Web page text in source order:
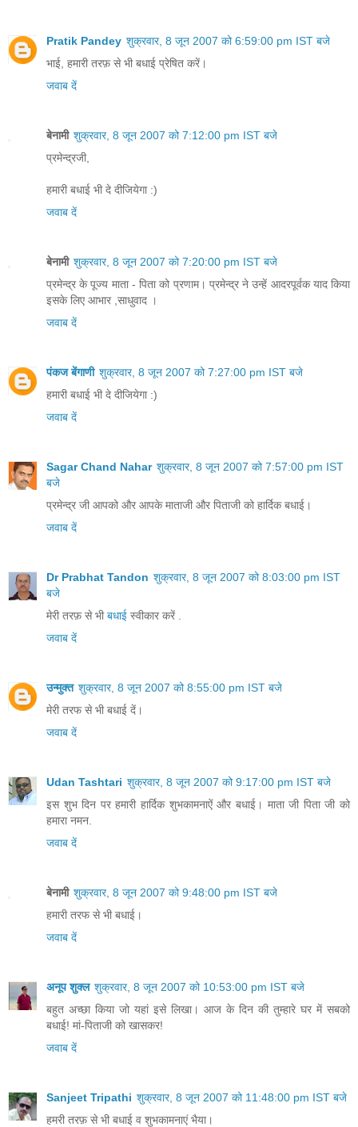
Pratik Pandey शुक्रवार, 8 जून 2007 को 6:59:00 pm IST बजे
भाई, हमारी तरफ़ से भी बधाई प्रेषित करें।
जवाब दें
बेनामी शुक्रवार, 8 जून 2007 को 7:12:00 pm IST बजे
प्रमेन्द्रजी,
हमारी बधाई भी दे दीजियेगा :)
जवाब दें
बेनामी शुक्रवार, 8 जून 2007 को 7:20:00 pm IST बजे
प्रमेन्द्र के पूज्य माता - पिता को प्रणाम। प्रमेन्द्र ने उन्हें आदरपूर्वक याद किया
इसके लिए आभार ,साधुवाद ।
जवाब दें
पंकज बेंगाणी शुक्रवार, 8 जून 2007 को 7:27:00 pm IST बजे
हमारी बधाई भी दे दीजियेगा :)
जवाब दें
Sagar Chand Nahar शुक्रवार, 8 जून 2007 को 7:57:00 pm IST
बजे
प्रमेन्द्र जी आपको और आपके माताजी और पिताजी को हार्दिक बधाई।
जवाब दें
Dr Prabhat Tandon शुक्रवार, 8 जून 2007 को 8:03:00 pm IST
बजे
मेरी तरफ़ से भीबधाई स्वीकार करें .
जवाब दें
उन्मुक्त शुक्रवार, 8 जून 2007 को 8:55:00 pm IST बजे
मेरी तरफ से भी बधाई दें।
जवाब दें
Udan Tashtari शुक्रवार, 8 जून 2007 को 9:17:00 pm IST बजे
इस शुभ दिन पर हमारी हार्दिक शुभकामनाऐं और बधाई। माता जी पिता जी को
हमारा नमन.
जवाब दें
बेनामी शुक्रवार, 8 जून 2007 को 9:48:00 pm IST बजे
हमारी तरफ से भी बधाई।
जवाब दें
अनूप शुक्ल शुक्रवार, 8 जून 2007 को 10:53:00 pm IST बजे
बहुत अच्छा किया जो यहां इसे लिखा। आज के दिन की तुम्हारे घर में सबको
बधाई! मां-पिताजी को खासकर!
जवाब दें
Sanjeet Tripathi शुक्रवार, 8 जून 2007 को 11:48:00 pm IST बजे
हमरी तरफ़ से भी बधाई व शुभकामनाएं भैया।